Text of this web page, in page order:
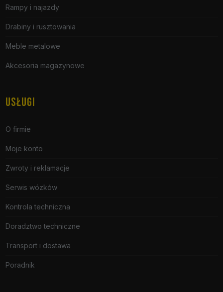
Rampy i najazdy
Drabiny i rusztowania
Meble metalowe
Akcesoria magazynowe
USŁUGI
O firmie
Moje konto
Zwroty i reklamacje
Serwis wózków
Kontrola techniczna
Doradztwo techniczne
Transport i dostawa
Poradnik